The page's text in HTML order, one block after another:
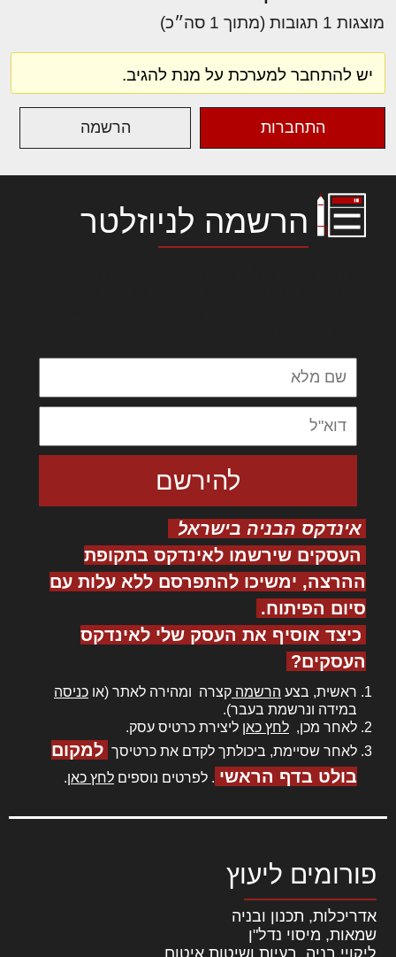
מוצגות 1 תגובות (מתוך 1 סה״כ)
יש להתחבר למערכת על מנת להגיב.
התחברות הרשמה
הרשמה לניוזלטר
אינדקס הבניה בישראל
העסקים שירשמו לאינדקס בתקופת
ההרצה, ימשיכו להתפרסם ללא עלות עם
סיום הפיתוח.
כיצד אוסיף את העסק שלי לאינדקס
העסקים?
ראשית, בצע הרשמה קצרה ומהירה לאתר (או כניסה
במידה ונרשמת בעבר).
לאחר מכן, לחץ כאן ליצירת כרטיס עסק.
לאחר שסיימת, ביכולתך לקדם את כרטיסך למקום
בולט בדף הראשי . לפרטים נוספים לחץ כאן.
פורומים ליעוץ
אדריכלות, תכנון ובניה
שמאות, מיסוי נדל"ן
ליקויי בניה, בעיות ושיטות איטום